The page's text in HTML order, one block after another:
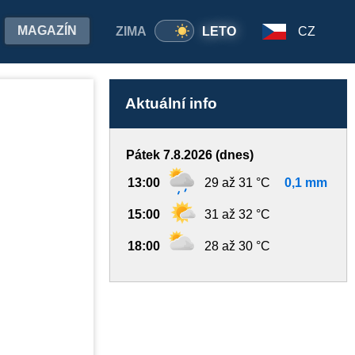
ZIMA LETO
MAGAZÍN CZ
Aktuální info
Pátek 7.8.2026 (dnes)
13:00 29 až 31 °C 0,1 mm
15:00 31 až 32 °C
18:00 28 až 30 °C